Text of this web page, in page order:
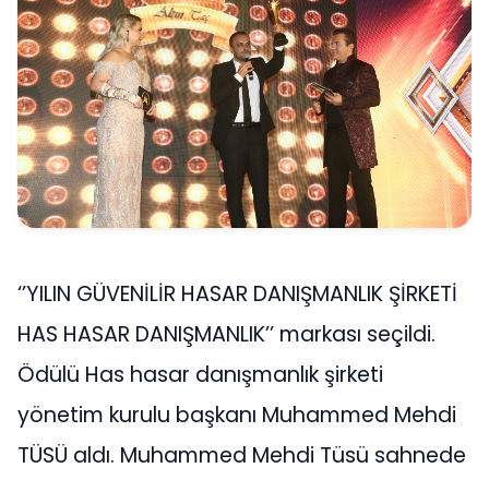
‘’YILIN GÜVENİLİR HASAR DANIŞMANLIK ŞİRKETİ
HAS HASAR DANIŞMANLIK’’ markası seçildi.
Ödülü Has hasar danışmanlık şirketi
yönetim kurulu başkanı Muhammed Mehdi
TÜSÜ aldı. Muhammed Mehdi Tüsü sahnede